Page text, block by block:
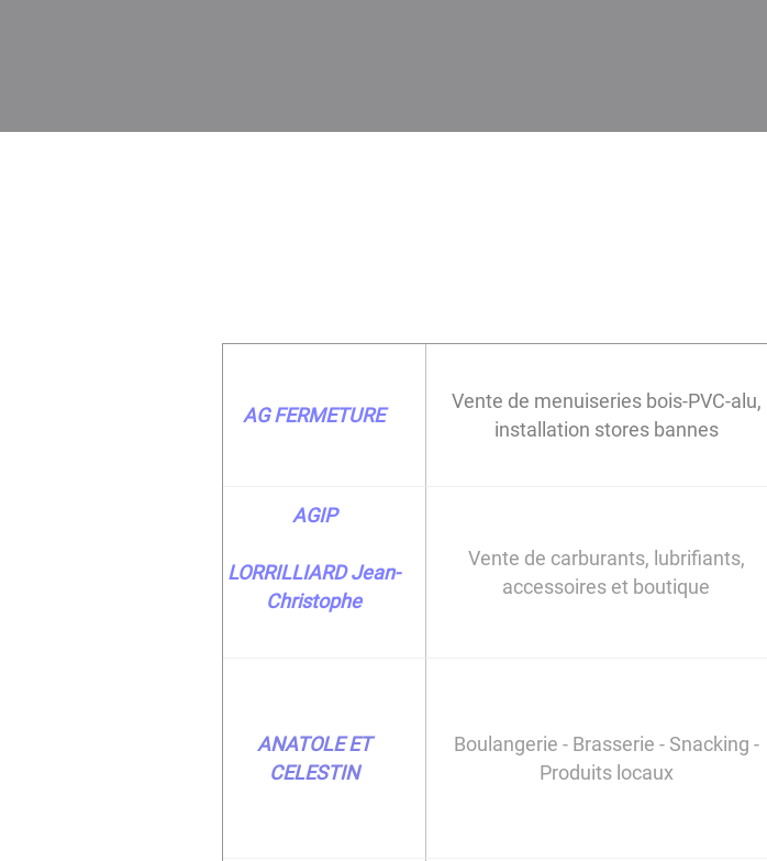
AG FERMETURE
Vente de menuiseries bois-PVC-alu,
installation stores bannes
AGIP
LORRILLIARD Jean-
Christophe
Vente de carburants, lubrifiants,
accessoires et boutique
ANATOLE ET
CELESTIN
Boulangerie - Brasserie - Snacking -
Produits locaux